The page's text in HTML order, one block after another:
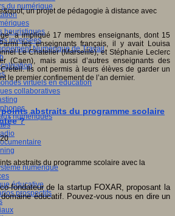
du numérique
heuristiques
inversées
Numérique de Travail
virtuels en éducation
collaboratives
numériques
numérique
éducative
prospectifs
a impliqué 17 membres enseignants, dont 15
les enseignants français, il y avait Louisa
Le Chatelier (Marseille), et Stéphanie Leclerc
(Caen), mais aussi d’autres enseignants des
Ils ont permis à leurs élèves de garder un
le premier confinement de l’an dernier.
abstraits du programme scolaire
?
fondateur de la startup FOXAR, proposant la
éducatif. Pouvez-vous nous en dire un